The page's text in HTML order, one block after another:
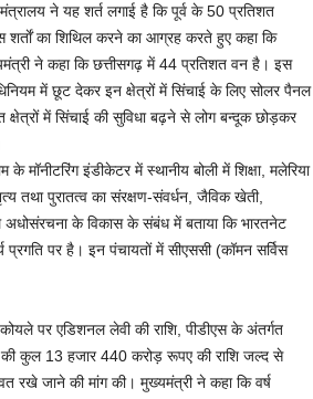
ने यह शर्त लगाई है कि पूर्व के 50 प्रतिशत
शर्ताें का शिथिल करने का आग्रह करते हुए कहा कि
ने कहा कि छत्तीसगढ़ में 44 प्रतिशत वन है। इस
में छूट देकर इन क्षेत्रों में सिंचाई के लिए सोलर पैनल
क्षेत्रों में सिंचाई की सुविधा बढ़ने से लोग बन्दूक छोड़कर
इंडीकेटर में स्थानीय बोली में शिक्षा, मलेरिया
तथा पुरातत्व का संरक्षण-संवर्धन, जैविक खेती,
अधोसंरचना के विकास के संबंध में बताया कि भारतनेट
पर है। इन पंचायतों में सीएससी (कॉमन सर्विस
पर एडिशनल लेवी की राशि, पीडीएस के अंतर्गत
की कुल 13 हजार 440 करोड़ रूपए की राशि जल्द से
रखे जाने की मांग की। मुख्यमंत्री ने कहा कि वर्ष